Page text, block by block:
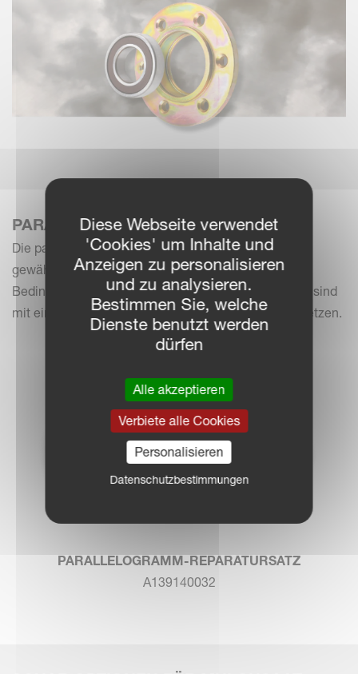
PARALLELOGRAMM
Die parallelogrammgeführte Säreihe der Unicorn
gewährleistet eine exakte Tiefenführung unter allen
Bedingungen. Verschlissene Dreh- und Lagerpunkte sind
mit einem Reparatursatz schnell und einfach zu ersetzen.
PARALLELOGRAMM-REPARATURSATZ
A139140032
Diese Webseite verwendet
'Cookies' um Inhalte und
Anzeigen zu personalisieren
und zu analysieren.
Bestimmen Sie, welche
Dienste benutzt werden
dürfen
Alle akzeptieren
Verbiete alle Cookies
Personalisieren
Datenschutzbestimmungen